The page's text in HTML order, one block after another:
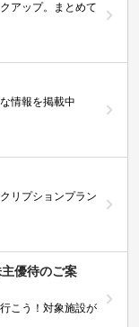
アップ。まとめて
情報を掲載中
リプションプラン
主優待のご案
こう！対象施設が